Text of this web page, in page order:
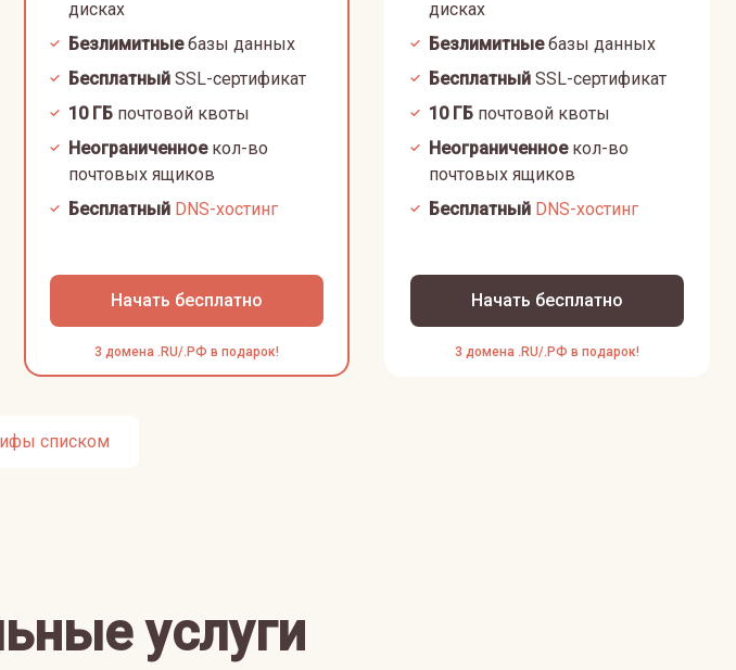
дисках
Безлимитныебазы данных
Бесплатный SSL-сертификат
10ГБ почтовой квоты
Неограниченноекол-во
почтовых ящиков
Бесплатный DNS-хостинг
Начать бесплатно
3 домена .RU/.РФ в подарок!
дисках
Безлимитныебазы данных
Бесплатный SSL-сертификат
10ГБ почтовой квоты
Неограниченноекол-во
почтовых ящиков
Бесплатный DNS-хостинг
Начать бесплатно
3 домена .RU/.РФ в подарок!
списком
услуги